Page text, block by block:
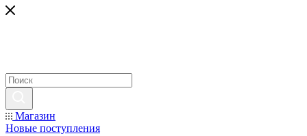
Магазин
Новые поступления